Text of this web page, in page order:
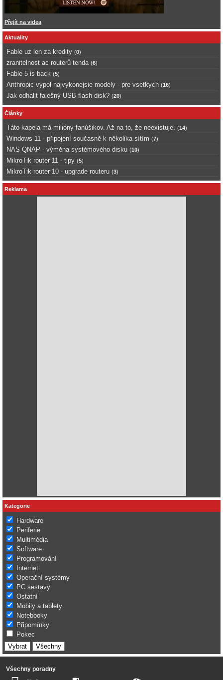
Přejít na videa
Aktuality
Fable uz len za kredity (0)
zranitelnost ac routerů tenda (6)
Fable 5 is back (5)
Anthropic vypol najvykonejsie modely - pre vsetkych (16)
Jak odhalit falešný USB flash disk? (20)
Články
Táto kapela má milióny fanúšikov. Až na to, že neexistuje. (14)
Windows 11 - připojení současně k několika sítím (7)
NAS QNAP - výměna systémového disku (10)
MikroTik router 11 - tipy (5)
MikroTik router 10 - upgrade routeru (3)
Reklama
Kategorie
Hardware
Periferie
Multimédia
Software
Programování
Internet
Operační systémy
PC sestavy
Ostatní
Mobily a tablety
Notebooky
Připomínky
Pokec
Všechny poradny